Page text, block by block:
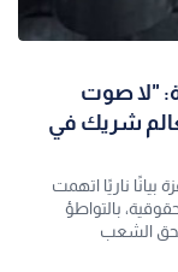
"لا صوت
شريك في
ناريًا اتهمت
بالتواطؤ
بحق الشعب